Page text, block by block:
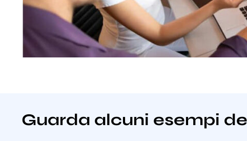
Guarda alcuni esempi